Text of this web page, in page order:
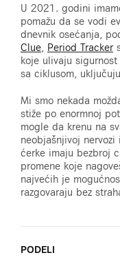
U 2021. godini
pomažu da se vodi
dnevnik osećanja,
Clue, Period Tracker
koje ulivaju
sa ciklusom,
Mi smo nekada
stiže po enormnoj
mogle da krenu na
neobjašnjivoj
ćerke imaju bezbroj
promene koje
najvećih je
razgovaraju bez
PODELI